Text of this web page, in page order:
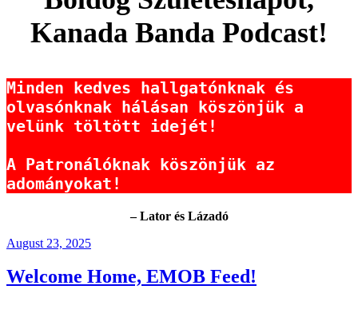
Kanada Banda Podcast!
Minden kedves hallgatónknak és
olvasónknak hálásan köszönjük a
velünk töltött idejét!
A Patronálóknak köszönjük az
adományokat!
– Lator és Lázadó
Posted
August 23, 2025
Welcome Home, EMOB Feed!